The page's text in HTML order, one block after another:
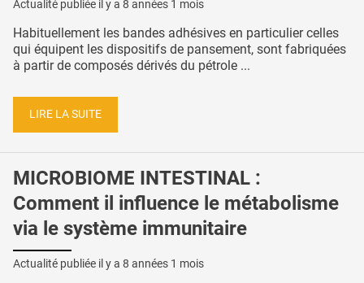
Actualité publiée il y a 8 années 1 mois
Habituellement les bandes adhésives en particulier celles
qui équipent les dispositifs de pansement, sont fabriquées
à partir de composés dérivés du pétrole ...
LIRE LA SUITE
MICROBIOME INTESTINAL :
Comment il influence le métabolisme
via le système immunitaire
Actualité publiée il y a 8 années 1 mois